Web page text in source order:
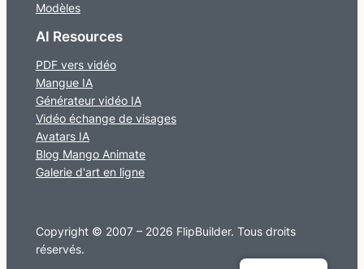
Modèles
AI Resources
PDF vers vidéo
Mangue IA
Générateur vidéo IA
Vidéo échange de visages
Avatars IA
Blog Mango Animate
Galerie d'art en ligne
Copyright © 2007 – 2026 FlipBuilder. Tous droits
réservés.